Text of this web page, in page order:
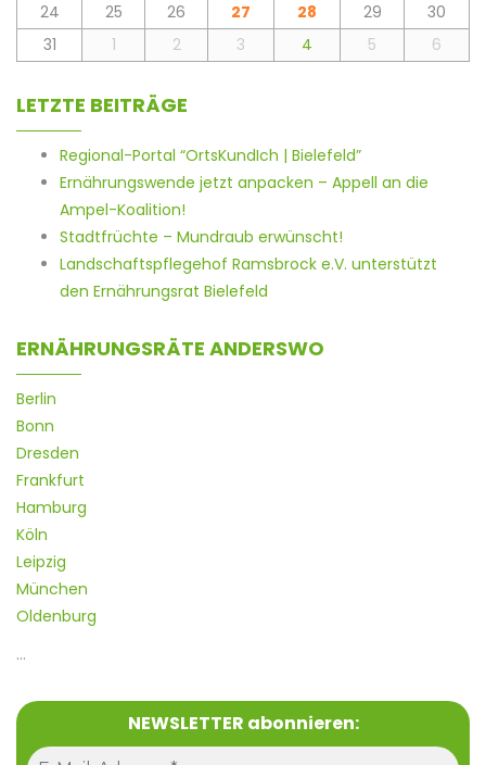
24
25 26 27 28 29
30
31
1 2 3 4 5 6
LETZTE BEITRÄGE
Regional-Portal “OrtsKundIch | Bielefeld”
Ernährungswende jetzt anpacken – Appell an die
Ampel-Koalition!
Stadtfrüchte – Mundraub erwünscht!
Landschaftspflegehof Ramsbrock e.V. unterstützt
den Ernährungsrat Bielefeld
ERNÄHRUNGSRÄTE ANDERSWO
Berlin
Bonn
Dresden
Frankfurt
Hamburg
Köln
Leipzig
München
Oldenburg
…
NEWSLETTER abonnieren: